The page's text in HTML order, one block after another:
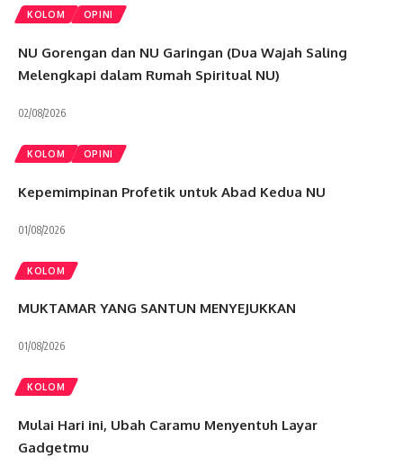
KOLOM OPINI
NU Gorengan dan NU Garingan (Dua Wajah Saling
Melengkapi dalam Rumah Spiritual NU)
02/08/2026
KOLOM OPINI
Kepemimpinan Profetik untuk Abad Kedua NU
01/08/2026
KOLOM
MUKTAMAR YANG SANTUN MENYEJUKKAN
01/08/2026
KOLOM
Mulai Hari ini, Ubah Caramu Menyentuh Layar
Gadgetmu